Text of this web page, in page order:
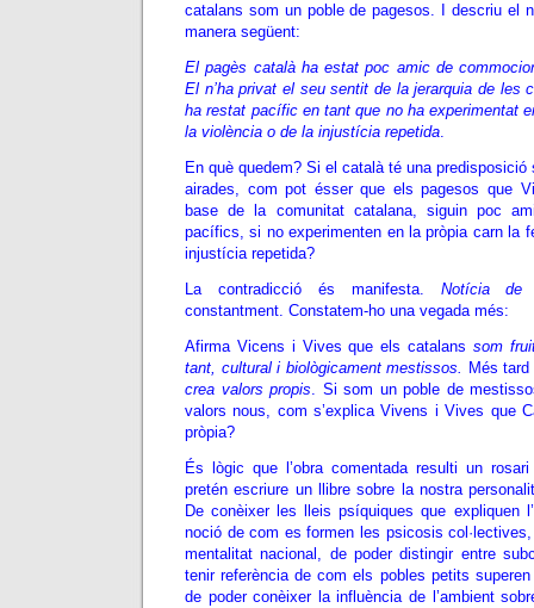
catalans som un poble de pagesos. I descriu el
manera següent:
El pagès català ha estat poc amic de
El n’ha privat el seu sentit de la jerarquia de les
ha restat pacífic en tant que no ha experimentat
la violència o de la injustícia repetida.
En què quedem? Si el català té una
airades, com pot ésser que els pagesos que
base de la comunitat catalana, siguin poc
pacífics, si no experimenten en la pròpia carn la
injustícia repetida?
La contradicció és manifesta. Notícia de
constantment. Constatem-ho una vegada més:
Afirma Vicens i Vives que els catalans som
tant, cultural i biològicament mestissos. Més
crea valors propis. Si som un poble de
valors nous, com s’explica Vivens i Vives que
pròpia?
És lògic que l’obra comentada resulti un rosari
pretén escriure un llibre sobre la nostra
De conèixer les lleis psíquiques que expliquen
noció de com es formen les psicosis
mentalitat nacional, de poder distingir entre
tenir referència de com els pobles petits superen
de poder conèixer la influència de l’ambient